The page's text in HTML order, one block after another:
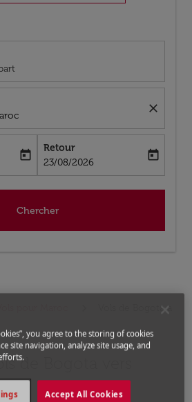
close
date-aria-label
today
Retour
fc-booking-return-date-aria-label
23/08/2026
today
Chercher
Vols de Bogota a
de Bogota vers
pour les options populaires
you agree to the storing of cookies
site navigation, analyze site usage, and
Accept All Cookies